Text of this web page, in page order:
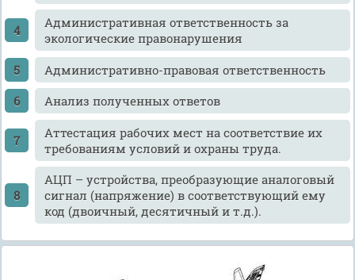
Административная ответственность за
экологические правонарушения
Административно-правовая ответственность
Анализ полученных ответов
Аттестация рабочих мест на соответствие их
требованиям условий и охраны труда.
АЦП – устройства, преобразующие аналоговый
сигнал (напряжение) в соответствующий ему
код (двоичный, десятичный и т.д.).